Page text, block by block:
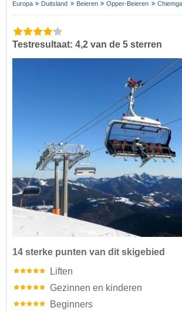
Europa
Duitsland Beieren Opper-Beieren
Testresultaat: 4,2 van de 5 sterren
14 sterke punten van dit skigebied
Liften
Gezinnen en kinderen
Beginners